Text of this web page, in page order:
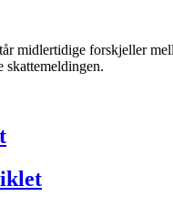
forskjeller